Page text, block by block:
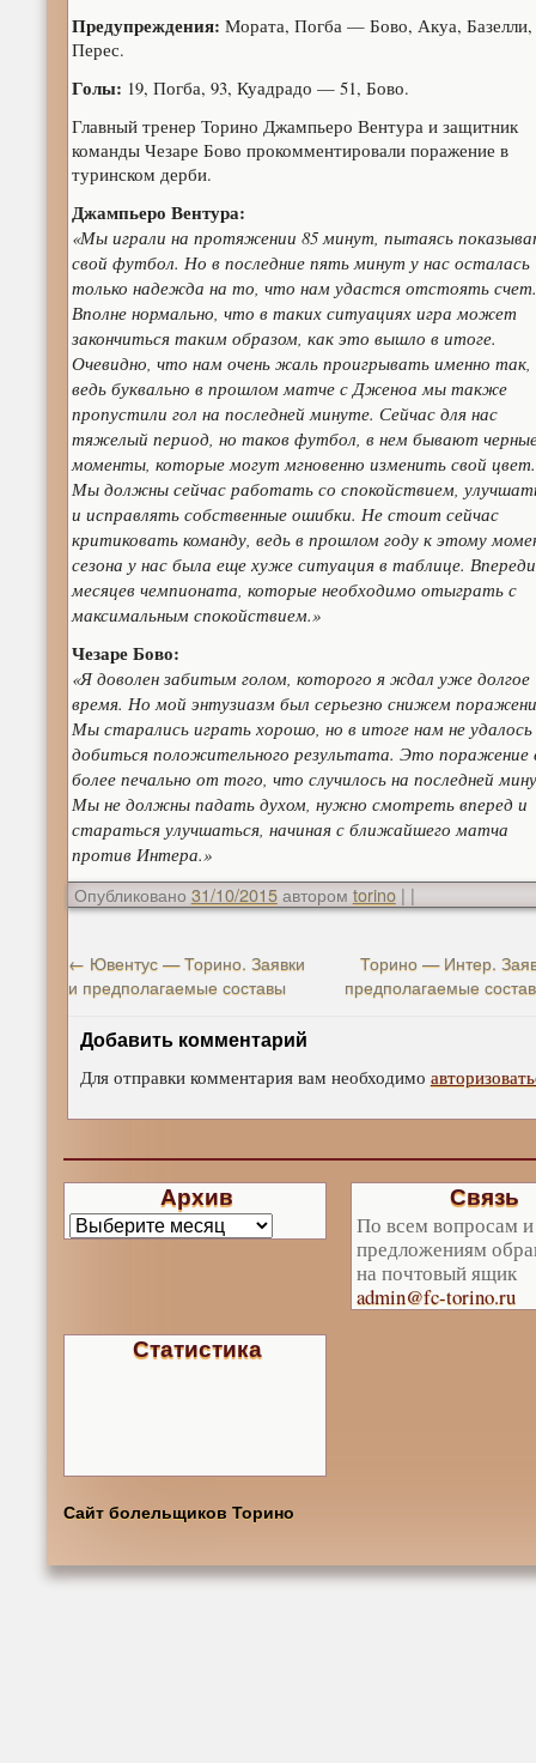
Предупреждения: Мората, Погба — Бово, Акуа, Базелли,
Перес.
Голы: 19, Погба, 93, Куадрадо — 51, Бово.
Главный тренер Торино Джампьеро Вентура и защитник
команды Чезаре Бово прокомментировали поражение в
туринском дерби.
Джампьеро Вентура:
«Мы играли на протяжении 85 минут, пытаясь
свой футбол. Но в последние пять минут у нас осталась
только надежда на то, что нам удастся отстоять счет.
Вполне нормально, что в таких ситуациях игра может
закончиться таким образом, как это вышло в итоге.
Очевидно, что нам очень жаль проигрывать именно так,
ведь буквально в прошлом матче с Дженоа мы также
пропустили гол на последней минуте. Сейчас для нас
тяжелый период, но таков футбол, в нем бывают
моменты, которые могут мгновенно изменить свой цвет.
Мы должны сейчас работать со спокойствием,
и исправлять собственные ошибки. Не стоит сейчас
критиковать команду, ведь в прошлом году к этому
сезона у нас была еще хуже ситуация в таблице.
месяцев чемпионата, которые необходимо отыграть с
максимальным спокойствием.»
Чезаре Бово:
«Я доволен забитым голом, которого я ждал уже долгое
время. Но мой энтузиазм был серьезно снижем
Мы старались играть хорошо, но в итоге нам не удалось
добиться положительного результата. Это поражение
более печально от того, что случилось на последней
Мы не должны падать духом, нужно смотреть вперед и
стараться улучшаться, начиная с ближайшего матча
против Интера.»
Опубликовано 31/10/2015 автором torino | |
← Ювентус — Торино. Заявки
и предполагаемые составы
Торино — Интер.
предполагаемые
Добавить комментарий
Для отправки комментария вам необходимо
Архив Связь
По всем вопросам и
предложениям
на почтовый ящик
admin@fc-torino.ru
Статистика
Сайт болельщиков Торино